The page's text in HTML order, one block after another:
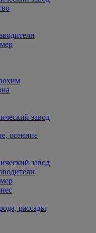
завод
осенние
завод
рассады